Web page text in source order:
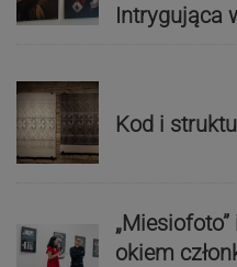
Intrygująca
Kod i
okiem